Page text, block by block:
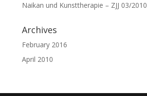
Naikan und Kunsttherapie – ZJJ 03/2010
Archives
February 2016
April 2010